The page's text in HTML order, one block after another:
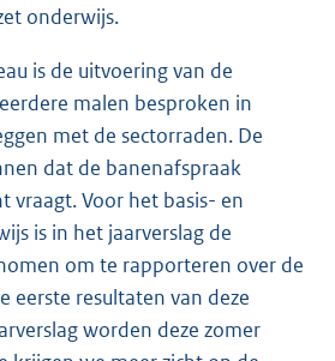
onderwijs.
is de uitvoering van de
malen besproken in
met de sectorraden. De
dat de banenafspraak
vraagt. Voor het basis- en
is in het jaarverslag de
om te rapporteren over de
eerste resultaten van deze
worden deze zomer